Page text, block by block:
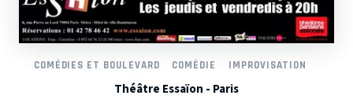
COMÉDIES ET BOULEVARD COMÉDIE IMPROVISATION
Théâtre Essaïon - Paris